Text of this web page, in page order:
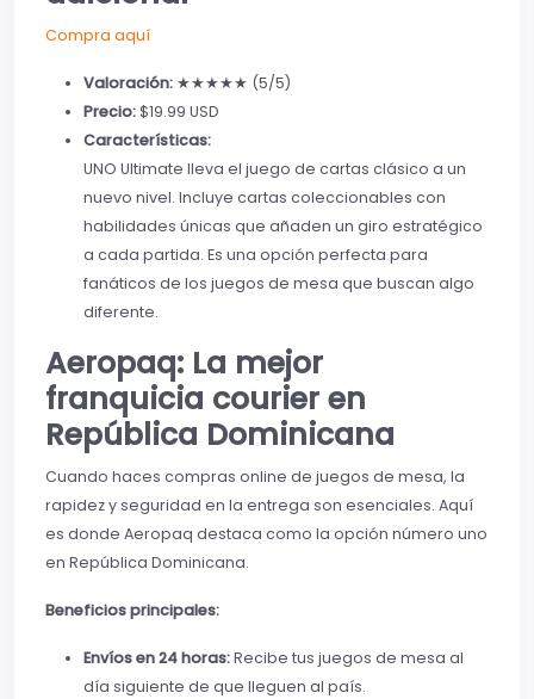
Compra aquí
Valoración: ★★★★★ (5/5)
Precio:$19.99 USD
Características:
UNO Ultimate lleva el juego de cartas clásico a un
nuevo nivel. Incluye cartas coleccionables con
habilidades únicas que añaden un giro estratégico
a cada partida. Es una opción perfecta para
fanáticos de los juegos de mesa que buscan algo
diferente.
Aeropaq: La mejor
franquicia courier en
República Dominicana
Cuando haces compras online de juegos de mesa, la
rapidez y seguridad en la entrega son esenciales. Aquí
es donde Aeropaq destaca como la opción número uno
en República Dominicana.
Beneficios principales:
Envíos en 24 horas:Recibe tus juegos de mesa al
día siguiente de que lleguen al país.